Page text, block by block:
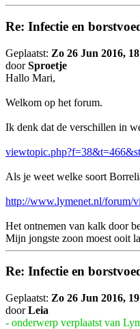
Re: Infectie en
Geplaatst: Zo 26 Jun 2016,
doorSproetje
Hallo Mari,
Welkom op het forum.
Ik denk dat de verschillen in
Als je weet welke soort
http://www.lymenet.nl/forum/
Het ontnemen van kalk door
Mijn jongste zoon moest ooit
Re: Infectie en
Geplaatst: Zo 26 Jun 2016,
doorLeia
- onderwerp verplaatst van